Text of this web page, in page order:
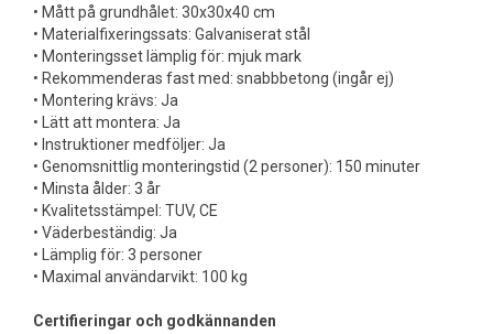
• Mått på grundhålet: 30x30x40 cm
• Materialfixeringssats: Galvaniserat stål
• Monteringsset lämplig för: mjuk mark
• Rekommenderas fast med: snabbbetong (ingår ej)
• Montering krävs: Ja
• Lätt att montera: Ja
• Instruktioner medföljer: Ja
• Genomsnittlig monteringstid (2 personer): 150 minuter
• Minsta ålder: 3 år
• Kvalitetsstämpel: TUV, CE
• Väderbeständig: Ja
• Lämplig för: 3 personer
• Maximal användarvikt: 100 kg
Certifieringar och godkännanden